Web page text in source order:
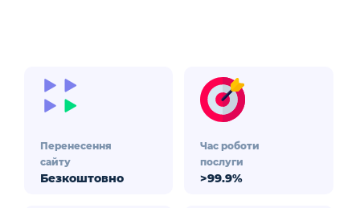
Перенесення
сайту
Безкоштовно
Час роботи
послуги
>99.9%